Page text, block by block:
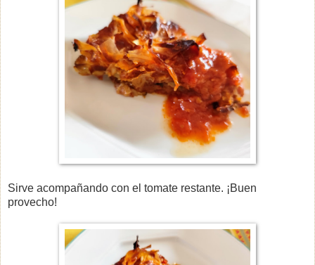
Sirve acompañando con el tomate restante. ¡Buen
provecho!